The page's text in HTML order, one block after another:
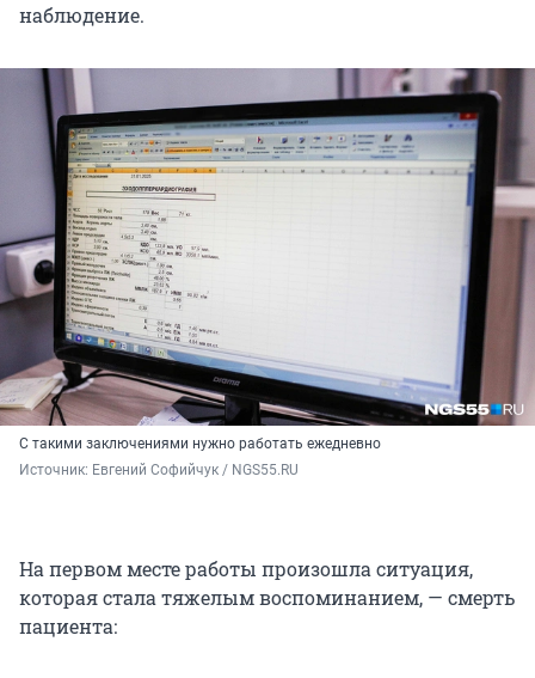
наблюдение.
С такими заключениями нужно работать ежедневно
Источник: Евгений Софийчук / NGS55.RU
На первом месте работы произошла ситуация,
которая стала тяжелым воспоминанием, — смерть
пациента: